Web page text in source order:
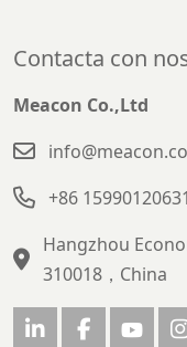
Contacta con
Meacon Co.,Ltd
+86 15990120631
Hangzhou
310018，China